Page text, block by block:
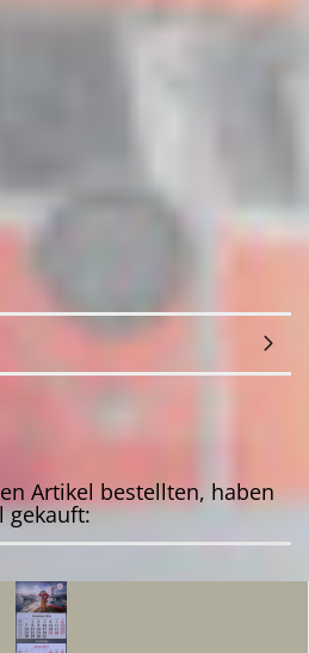
Artikel bestellten, haben
gekauft: